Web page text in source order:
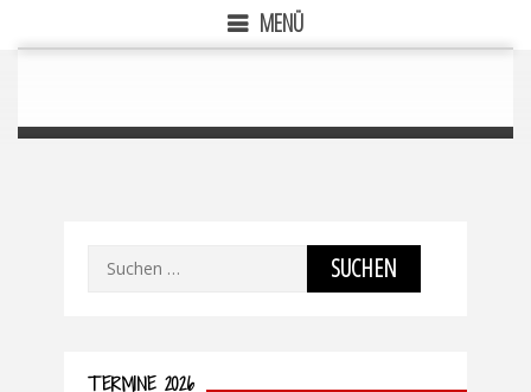
MENÜ
zwischen einer Kalenderblattanzeige und einer
Suchen
TERMINE 2026